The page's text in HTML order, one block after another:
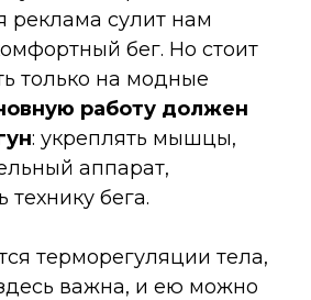
реклама сулит нам
бег. Но стоит
только на модные
работу должен
: укреплять мышцы,
аппарат,
технику бега.
терморегуляции тела,
важна, и ею можно